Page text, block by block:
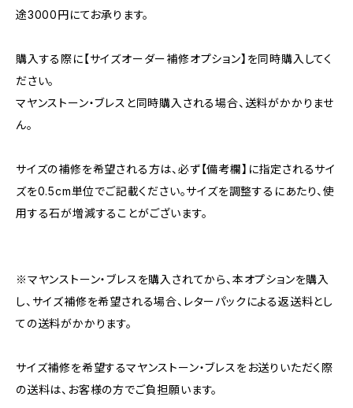
途3000円にてお承ります。
購入する際に【サイズオーダー補修オプション】を同時購入してく
ださい。
マヤンストーン・ブレスと同時購入される場合、送料がかかりませ
ん。
サイズの補修を希望される方は、必ず【備考欄】に指定されるサイ
ズを0.5cm単位でご記載ください。サイズを調整するにあたり、使
用する石が増減することがございます。
※マヤンストーン・ブレスを購入されてから、本オプションを購入
し、サイズ補修を希望される場合、レターパックによる返送料とし
ての送料がかかります。
サイズ補修を希望するマヤンストーン・ブレスをお送りいただく際
の送料は、お客様の方でご負担願います。